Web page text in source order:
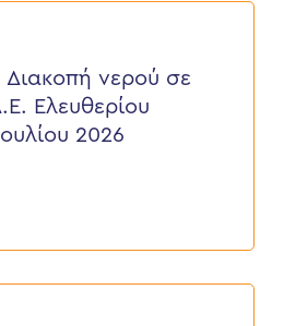
Διακοπή νερού σε
Ελευθερίου
2026